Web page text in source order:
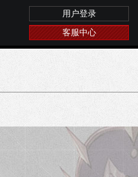
用户登录
客服中心